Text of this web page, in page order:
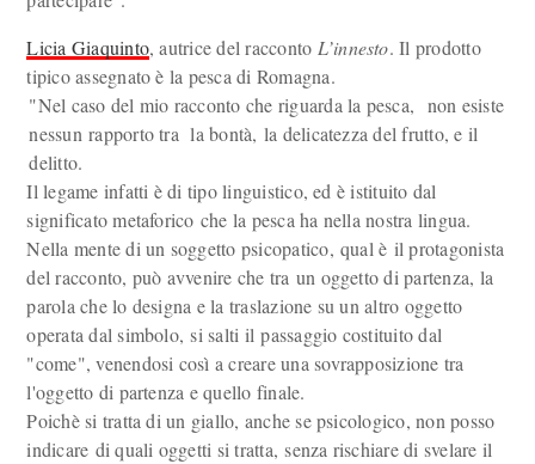
Licia Giaquinto, autrice del racconto L’innesto. Il prodotto
tipico assegnato è la pesca di Romagna.
"Nel caso del mio racconto che riguarda la pesca, non esiste
nessun rapporto tra la bontà, la delicatezza del frutto, e il
delitto.
Il legame infatti è di tipo linguistico, ed è istituito dal
significato metaforico che la pesca ha nella nostra lingua.
Nella mente di un soggetto psicopatico, qual è il protagonista
del racconto, può avvenire che tra un oggetto di partenza, la
parola che lo designa e la traslazione su un altro oggetto
operata dal simbolo, si salti il passaggio costituito dal
"come", venendosi così a creare una sovrapposizione tra
l'oggetto di partenza e quello finale.
Poichè si tratta di un giallo, anche se psicologico, non posso
indicare di quali oggetti si tratta, senza rischiare di svelare il